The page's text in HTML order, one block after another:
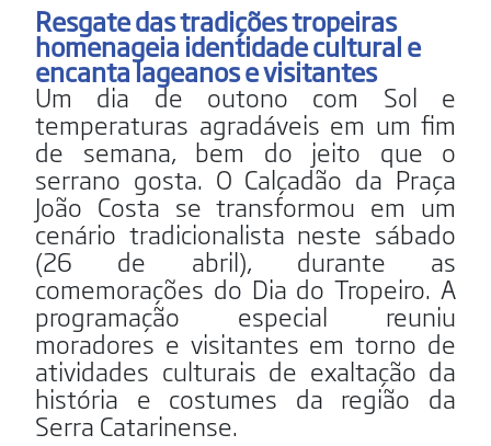
Resgate das tradições tropeiras
homenageia identidade cultural e
encanta lageanos e visitantes
Um dia de outono com Sol e
temperaturas agradáveis em um fim
de semana, bem do jeito que o
serrano gosta. O Calçadão da Praça
João Costa se transformou em um
cenário tradicionalista neste sábado
(26 de abril), durante as
comemorações do Dia do Tropeiro. A
programação especial reuniu
moradores e visitantes em torno de
atividades culturais de exaltação da
história e costumes da região da
Serra Catarinense.